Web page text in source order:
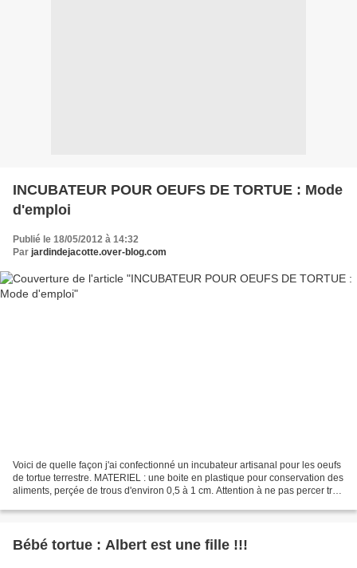
INCUBATEUR POUR OEUFS DE TORTUE : Mode
d'emploi
Publié le 18/05/2012 à 14:32
Par jardindejacotte.over-blog.com
Voici de quelle façon j'ai confectionné un incubateur artisanal pour les oeufs
de tortue terrestre. MATERIEL : une boite en plastique pour conservation des
aliments, perçée de trous d'environ 0,5 à 1 cm. Attention à ne pas percer trop
Bébé tortue : Albert est une fille !!!